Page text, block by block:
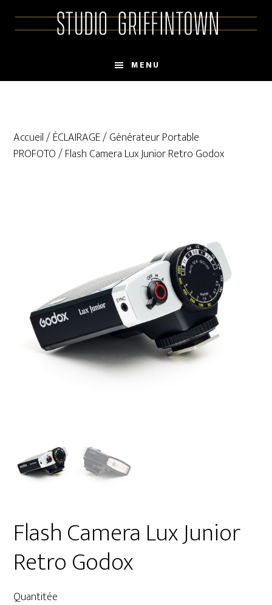
MENU
Accueil/ÉCLAIRAGE/Générateur Portable
PROFOTO/ Flash Camera Lux Junior Retro Godox
Flash Camera Lux Junior
Retro Godox
Quantitée